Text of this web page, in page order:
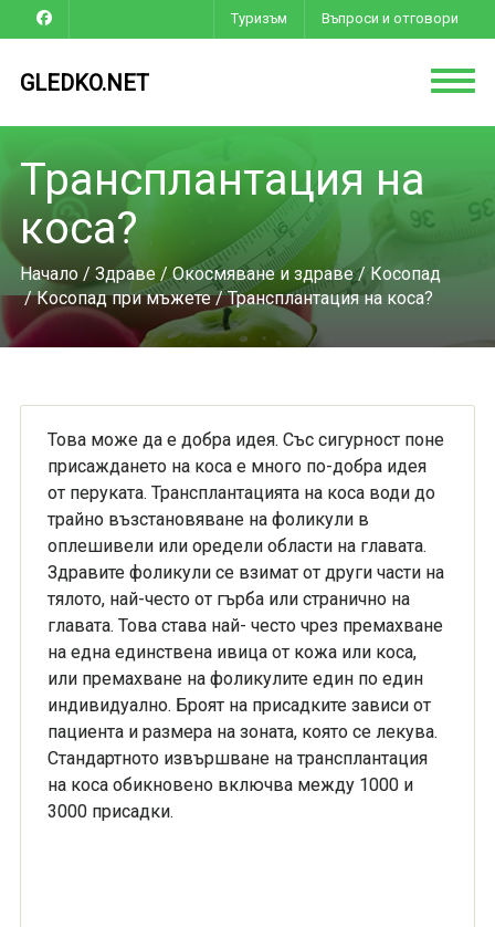
Туризъм Въпроси и отговори
GLEDKO.NET
Трансплантация на
коса?
Начало/ Здраве/Окосмяване и здраве/ Косопад
/Косопад при мъжете/ Трансплантация на коса?
Това може да е добра идея. Със сигурност поне
присаждането на коса е много по-добра идея
от перуката. Трансплантацията на коса води до
трайно възстановяване на фоликули в
оплешивели или оредели области на главата.
Здравите фоликули се взимат от други части на
тялото, най-често от гърба или странично на
главата. Това става най- често чрез премахване
на една единствена ивица от кожа или коса,
или премахване на фоликулите един по един
индивидуално. Броят на присадките зависи от
пациента и размера на зоната, която се лекува.
Стандартното извършване на трансплантация
на коса обикновено включва между 1000 и
3000 присадки.